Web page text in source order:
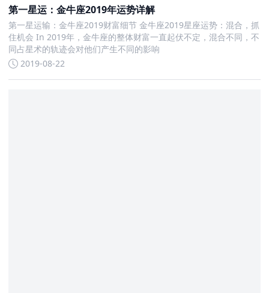
第一星运：金牛座2019年运势详解
第一星运输：金牛座2019财富细节 金牛座2019星座运势：混合，抓
住机会 In 2019年，金牛座的整体财富一直起伏不定，混合不同，不
同占星术的轨迹会对他们产生不同的影响
2019-08-22